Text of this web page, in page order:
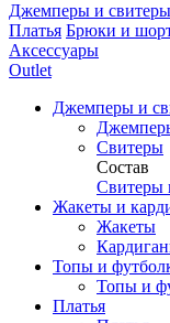
Джемперы и свитеры
Платья Брюки и
Аксессуары
Outlet
Джемперы и
Свитеры
Состав
Свитеры
Жакеты и
Жакеты
Топы и
Топы и
Платья